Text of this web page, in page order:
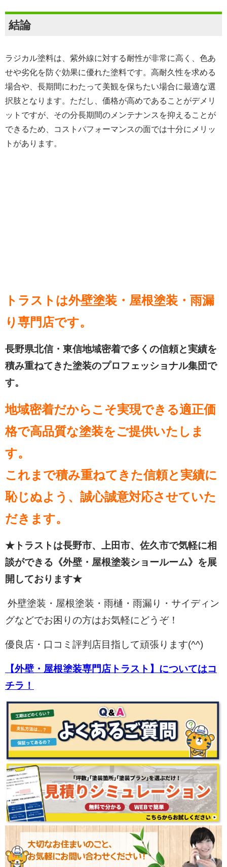
結論
ラジカル塗料は、紫外線に対する耐性が非常に高く、色あ
せや劣化を防ぐ効果に優れた塗料です。高耐久性を求める
場合や、長期間にわたって美観を保ちたい場合に最適な選
択肢となります。ただし、価格が高めであることがデメリ
ットですが、その分長期間のメンテナンスを抑えることが
できるため、コストパフォーマンスの面では十分にメリッ
トがあります。
トラストは外壁塗装・屋根塗装・雨漏
り専門店です。
長野県北信・東信地域密着で多くの信頼と実績を
積み重ねてきた塗装のプロフェッショナル集団で
す。
地域密着だからこそ実現できる適正価
格で高品質な塗装をご提供いたしま
す。
これまで積み重ねてきた信頼と実績に
恥じぬよう、誠心誠意対応させていた
だきます。
★トラストは長野市、上田市、佐久市で気軽に相
談ができる《外壁・屋根塗装ショールーム》を展
開しております★
外壁塗装・屋根塗装・雨樋・雨漏り・サイディン
グなどでお困りの方はお気軽にどうぞ！
優良店・口コミ評判店目指して頑張ります(^^)
【外壁・屋根塗装専門店トラスト】についてはコ
チラ！